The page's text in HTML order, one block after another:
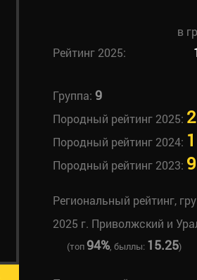
в
Рейтинг 2025:
Группа: 9
Породный рейтинг 2025:
Породный рейтинг 2024:
Породный рейтинг 2023: 9
Региональный рейтинг,
2025 г. Приволжский и
(топ94%, быллы: 15.25)